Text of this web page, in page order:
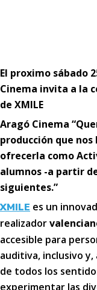
El proximo sábado
Cinema invita a la
de XMILE
Aragó Cinema “
producción que
ofrecerla como
alumnos -a partir
siguientes.”
XMILE es un
realizador
accesible para
auditiva, inclusivo
de todos los
experimentar las